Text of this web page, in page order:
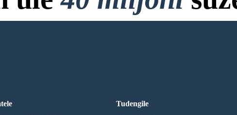
Allalaadimist, Krediitkaarti
Tudengile